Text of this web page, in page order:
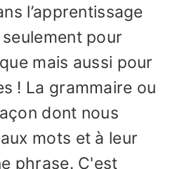
l’apprentissage
pour
mais aussi pour
! La grammaire ou
dont nous
mots et à leur
phrase. C'est